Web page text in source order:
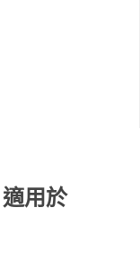
用於